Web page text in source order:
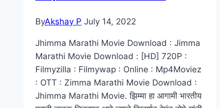
ByAkshay P July 14, 2022
Jhimma Marathi Movie Download : Jimma
Marathi Movie Download : [HD] 720P :
Filmyzilla : Filmywap : Online : Mp4Moviez
: OTT : Zimma Marathi Movie Download :
Jhimma Marathi Movie. झिम्मा हा आगामी भारतीय